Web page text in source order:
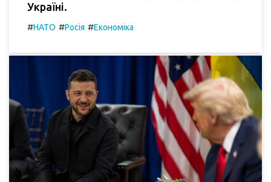
Україні.
#НАТО #Росія #Економіка